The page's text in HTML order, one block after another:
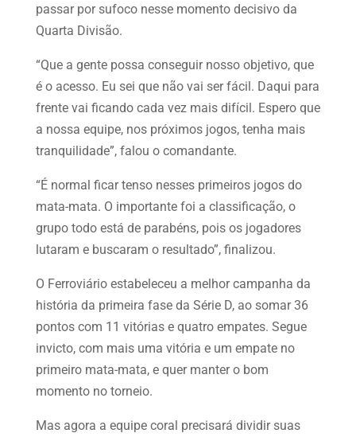
passar por sufoco nesse momento decisivo da
Quarta Divisão.
“Que a gente possa conseguir nosso objetivo, que
é o acesso. Eu sei que não vai ser fácil. Daqui para
frente vai ficando cada vez mais difícil. Espero que
a nossa equipe, nos próximos jogos, tenha mais
tranquilidade”, falou o comandante.
“É normal ficar tenso nesses primeiros jogos do
mata-mata. O importante foi a classificação, o
grupo todo está de parabéns, pois os jogadores
lutaram e buscaram o resultado”, finalizou.
O Ferroviário estabeleceu a melhor campanha da
história da primeira fase da Série D, ao somar 36
pontos com 11 vitórias e quatro empates. Segue
invicto, com mais uma vitória e um empate no
primeiro mata-mata, e quer manter o bom
momento no torneio.
Mas agora a equipe coral precisará dividir suas